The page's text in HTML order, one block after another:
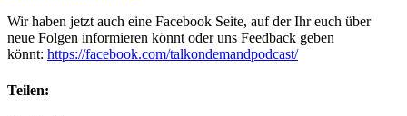
Wir haben jetzt auch eine Facebook Seite, auf der Ihr euch über
neue Folgen informieren könnt oder uns Feedback geben
könnt: https://facebook.com/talkondemandpodcast/
Teilen: